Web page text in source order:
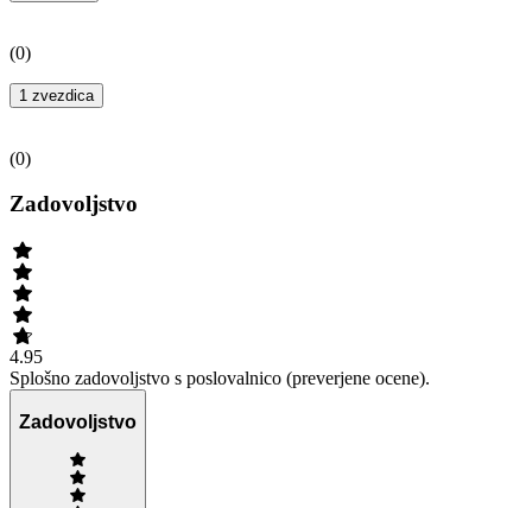
(0)
1 zvezdica
(0)
Zadovoljstvo
4.95
Splošno zadovoljstvo s poslovalnico (preverjene ocene).
Zadovoljstvo